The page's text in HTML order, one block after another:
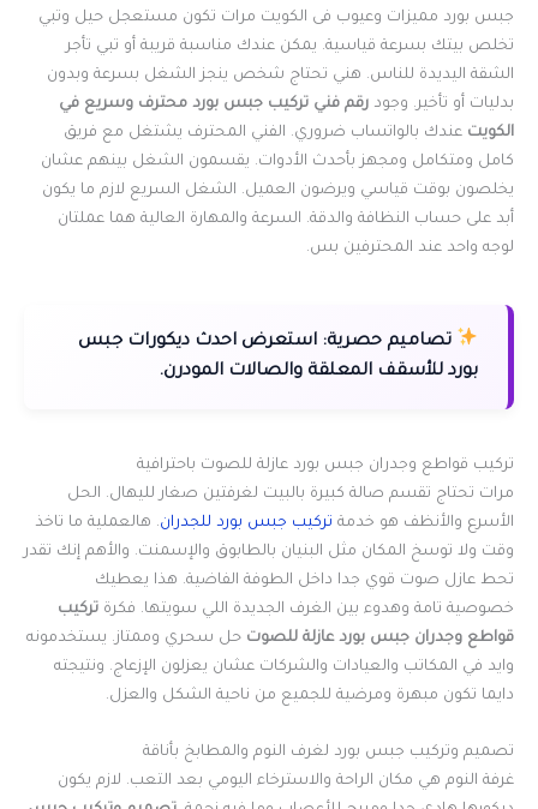
جبس بورد مميزات وعيوب فى الكويت مرات تكون مستعجل حيل وتبي
تخلص بيتك بسرعة قياسية. يمكن عندك مناسبة قريبة أو تبي تأجر
الشقة اليديدة للناس. هني تحتاج شخص ينجز الشغل بسرعة وبدون
بدليات أو تأخير. وجود رقم فني تركيب جبس بورد محترف وسريع في
الكويت عندك بالواتساب ضروري. الفني المحترف يشتغل مع فريق
كامل ومتكامل ومجهز بأحدث الأدوات. يقسمون الشغل بينهم عشان
يخلصون بوقت قياسي ويرضون العميل. الشغل السريع لازم ما يكون
أبد على حساب النظافة والدقة. السرعة والمهارة العالية هما عملتان
لوجه واحد عند المحترفين بس.
تصاميم حصرية: استعرض احدث ديكورات جبس
بورد للأسقف المعلقة والصالات المودرن.
تركيب قواطع وجدران جبس بورد عازلة للصوت باحترافية
مرات تحتاج تقسم صالة كبيرة بالبيت لغرفتين صغار لليهال. الحل
الأسرع والأنظف هو خدمة تركيب جبس بورد للجدران. هالعملية ما تاخذ
وقت ولا توسخ المكان مثل البنيان بالطابوق والإسمنت. والأهم إنك تقدر
تحط عازل صوت قوي جدا داخل الطوفة الفاضية. هذا يعطيك
خصوصية تامة وهدوء بين الغرف الجديدة اللي سويتها. فكرة تركيب
قواطع وجدران جبس بورد عازلة للصوت حل سحري وممتاز. يستخدمونه
وايد في المكاتب والعيادات والشركات عشان يعزلون الإزعاج. ونتيجته
دايما تكون مبهرة ومرضية للجميع من ناحية الشكل والعزل.
تصميم وتركيب جبس بورد لغرف النوم والمطابخ بأناقة
غرفة النوم هي مكان الراحة والاسترخاء اليومي بعد التعب. لازم يكون